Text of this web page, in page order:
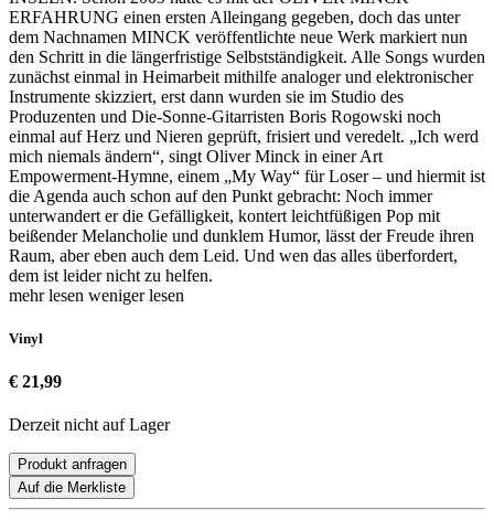
ERFAHRUNG einen ersten Alleingang gegeben, doch das unter
dem Nachnamen MINCK veröffentlichte neue Werk markiert nun
den Schritt in die längerfristige Selbstständigkeit. Alle Songs wurden
zunächst einmal in Heimarbeit mithilfe analoger und elektronischer
Instrumente skizziert, erst dann wurden sie im Studio des
Produzenten und Die-Sonne-Gitarristen Boris Rogowski noch
einmal auf Herz und Nieren geprüft, frisiert und veredelt. „Ich werd
mich niemals ändern“, singt Oliver Minck in einer Art
Empowerment-Hymne, einem „My Way“ für Loser – und hiermit ist
die Agenda auch schon auf den Punkt gebracht: Noch immer
unterwandert er die Gefälligkeit, kontert leichtfüßigen Pop mit
beißender Melancholie und dunklem Humor, lässt der Freude ihren
Raum, aber eben auch dem Leid. Und wen das alles überfordert,
dem ist leider nicht zu helfen.
mehr lesen weniger lesen
Vinyl
€ 21,99
Derzeit nicht auf Lager
Produkt anfragen
Auf die Merkliste